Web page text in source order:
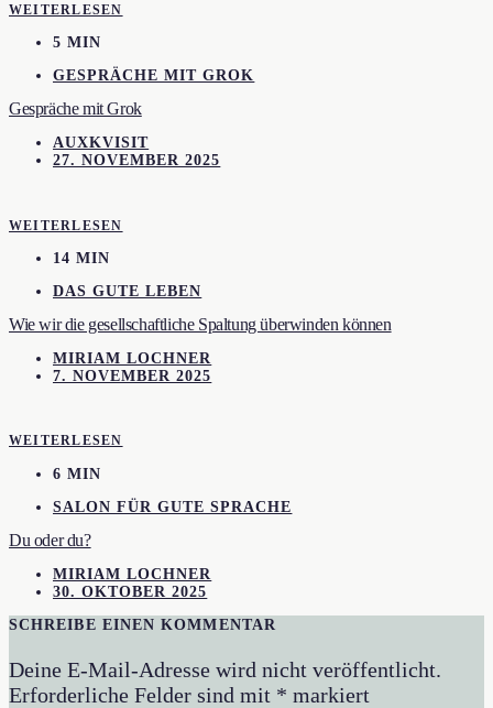
WEITERLESEN
5 MIN
GESPRÄCHE MIT GROK
Gespräche mit Grok
AUXKVISIT
27. NOVEMBER 2025
WEITERLESEN
14 MIN
DAS GUTE LEBEN
Wie wir die gesellschaftliche Spaltung überwinden können
MIRIAM LOCHNER
7. NOVEMBER 2025
WEITERLESEN
6 MIN
SALON FÜR GUTE SPRACHE
Du oder du?
MIRIAM LOCHNER
30. OKTOBER 2025
SCHREIBE EINEN KOMMENTAR
Deine E-Mail-Adresse wird nicht veröffentlicht.
Erforderliche Felder sind mit * markiert